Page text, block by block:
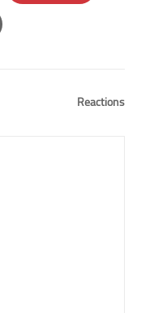
Pinterest
Reactions